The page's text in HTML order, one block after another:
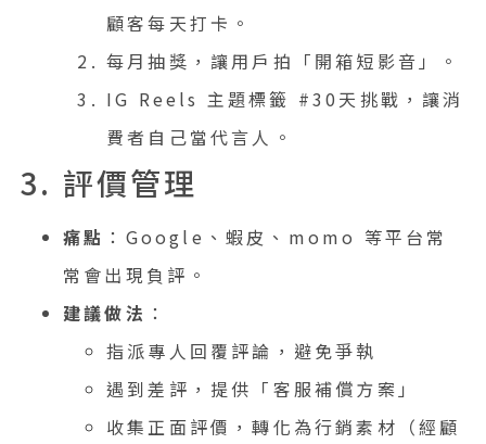
顧客每天打卡。
每月抽獎，讓用戶拍「開箱短影音」。
IG Reels 主題標籤 #30天挑戰，讓消
費者自己當代言人。
3. 評價管理
痛點 ：Google、蝦皮、momo 等平台常
常會出現負評。
建議做法 ：
指派專人回覆評論，避免爭執
遇到差評，提供「客服補償方案」
收集正面評價，轉化為行銷素材（經顧